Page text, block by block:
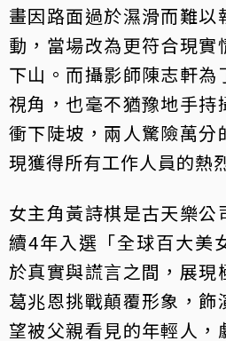
畫因路面過於濕滑而難以
動，當場改為更符合現實
下山。而攝影師陳志軒為
視角，也毫不猶豫地手持
衝下陡坡，兩人驚險萬分
現獲得所有工作人員的熱
女主角黃詩棋是古天樂公
續4年入選「全球百大美
於真實與謊言之間，展現
葛兆恩挑戰顛覆形象，飾
望被父親看見的年輕人，